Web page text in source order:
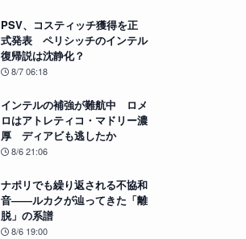
PSV、コスティッチ獲得を正
式発表 ペリシッチのインテル
復帰説は沈静化？
8/7 06:18
インテルの補強が難航中 ロメ
ロはアトレティコ・マドリー濃
厚 ディアビも逃したか
8/6 21:06
ナポリでも繰り返される不協和
音――ルカクが辿ってきた「離
脱」の系譜
8/6 19:00